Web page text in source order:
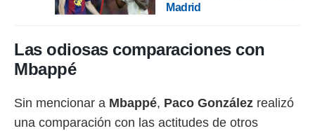
de
de
uso de
Madrid
Las odiosas comparaciones con
Mbappé
Sin mencionar a Mbappé, Paco González realizó
una comparación con las actitudes de otros